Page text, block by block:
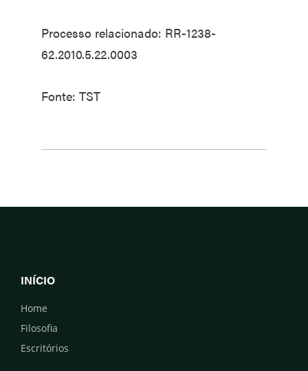
Processo relacionado: RR-1238-
62.2010.5.22.0003
Fonte: TST
INÍCIO
Home
Filosofia
Escritórios